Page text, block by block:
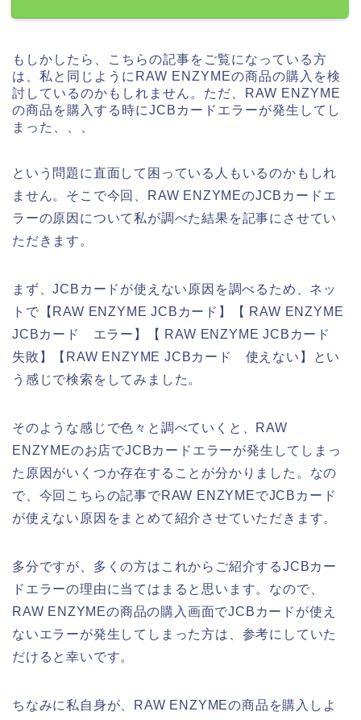
もしかしたら、こちらの記事をご覧になっている方
は、私と同じようにRAW ENZYMEの商品の購入を検
討しているのかもしれません。ただ、RAW ENZYME
の商品を購入する時にJCBカードエラーが発生してし
まった、、、
という問題に直面して困っている人もいるのかもしれ
ません。そこで今回、RAW ENZYMEのJCBカードエ
ラーの原因について私が調べた結果を記事にさせてい
ただきます。
まず、JCBカードが使えない原因を調べるため、ネッ
トで【RAW ENZYME JCBカード】【 RAW ENZYME
JCBカード エラー】【 RAW ENZYME JCBカード
失敗】【RAW ENZYME JCBカード 使えない】とい
う感じで検索をしてみました。
そのような感じで色々と調べていくと、RAW
ENZYMEのお店でJCBカードエラーが発生してしまっ
た原因がいくつか存在することが分かりました。なの
で、今回こちらの記事でRAW ENZYMEでJCBカード
が使えない原因をまとめて紹介させていただきます。
多分ですが、多くの方はこれからご紹介するJCBカー
ドエラーの理由に当てはまると思います。なので、
RAW ENZYMEの商品の購入画面でJCBカードが使え
ないエラーが発生してしまった方は、参考にしていた
だけると幸いです。
ちなみに私自身が、RAW ENZYMEの商品を購入しよ